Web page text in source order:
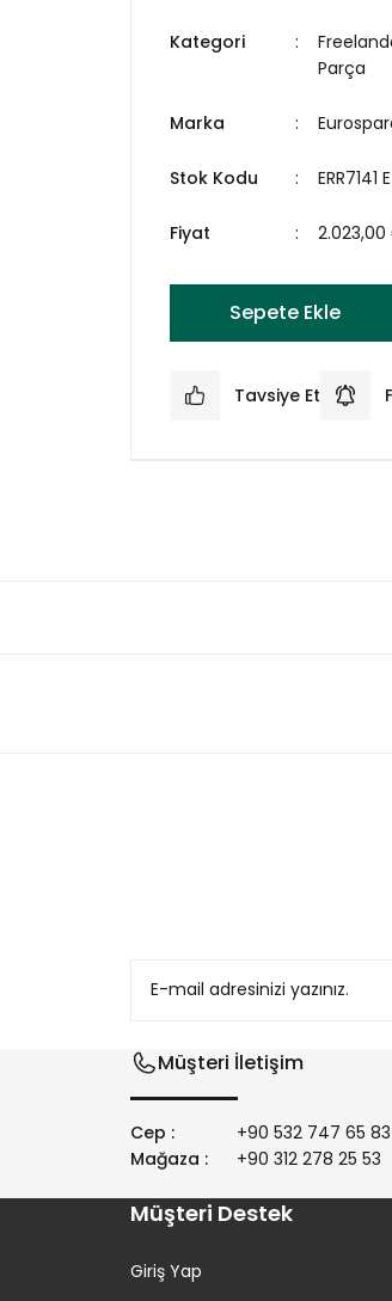
Kategori
Parça
Marka
Stok Kodu ERR7141 E
Fiyat 2.023,00
Sepete Ekle
Tavsiye Et
Müşteri İletişim
Cep :
+90 532 747 65 83
Mağaza :
+90 312 278 25 53
Müşteri Destek
Giriş Yap